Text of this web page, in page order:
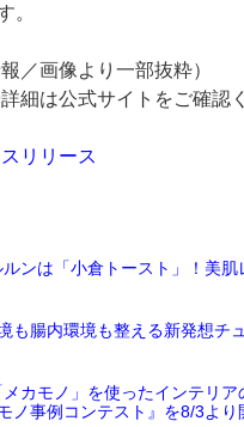
。
／画像より一部抜粋）
詳細は公式サイトをご確認
リリース
ルンは「小倉トースト」！美
も腸内環境も整える新発想チ
メカモノ」を使ったインテリ
ノ事例コンテスト』を8/3より